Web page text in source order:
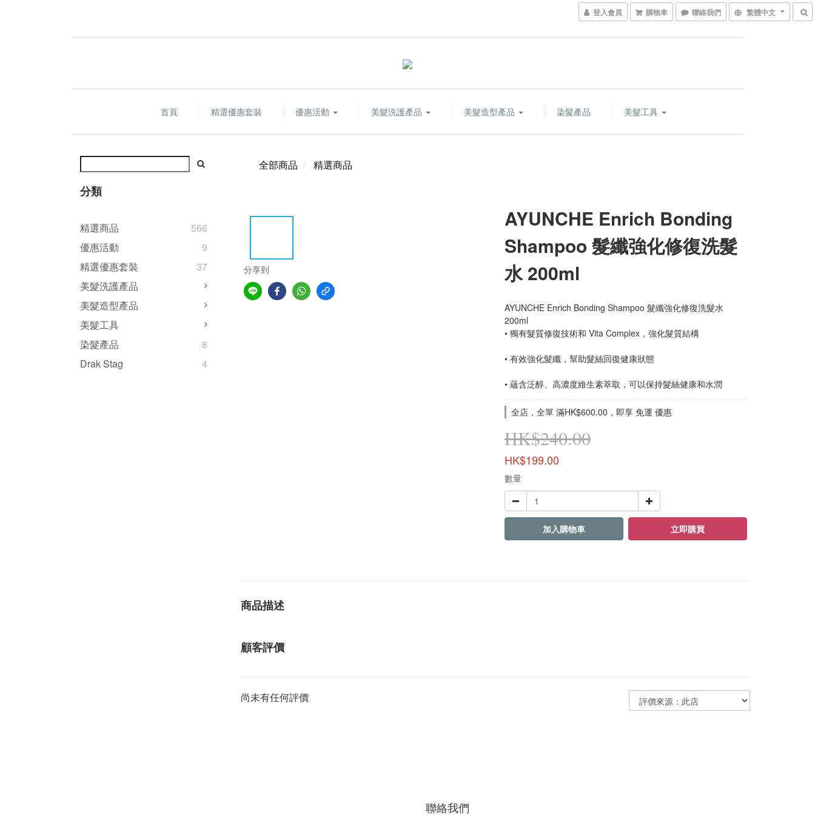
登入會員 購物車 聯絡我們 繁體中文
首頁 精選優惠套裝 優惠活動 美髮洗護產品 美髮造型產品 染髮產品 美髮工具
分類
精選商品
566
優惠活動
9
精選優惠套裝
37
美髮洗護產品
美髮造型產品
美髮工具
染髮產品
8
Drak Stag
4
全部商品 精選商品
分享到
AYUNCHE Enrich Bonding
Shampoo 髮纖強化修復洗髮
水 200ml
AYUNCHE Enrich Bonding Shampoo 髮纖強化修復洗髮水
200ml
• 獨有髮質修復技術和 Vita Complex，強化髮質結構
• 有效強化髮纖，幫助髮絲回復健康狀態
• 蘊含泛醇、高濃度維生素萃取，可以保持髮絲健康和水潤
全店，全單 滿HK$600.00，即享 免運 優惠
HK$240.00
HK$199.00
數量
加入購物車 立即購買
商品描述
顧客評價
尚未有任何評價
聯絡我們